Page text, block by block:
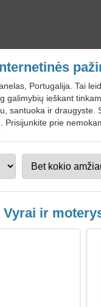
Portugalija. Tai
galimybių ieškant
santuoka ir
prie
Vyrai ir